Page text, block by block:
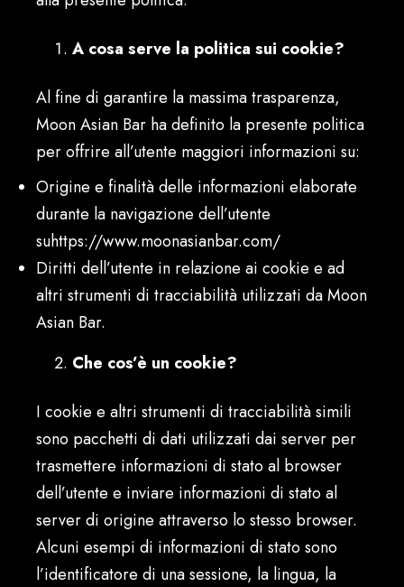
A cosa serve la politica sui cookie?
Al fine di garantire la massima trasparenza,
Moon Asian Bar ha definito la presente politica
per offrire all’utente maggiori informazioni su:
Origine e finalità delle informazioni elaborate
durante la navigazione dell’utente
suhttps://www.moonasianbar.com/
Diritti dell’utente in relazione ai cookie e ad
altri strumenti di tracciabilità utilizzati da Moon
Asian Bar.
Che cos’è un cookie?
I cookie e altri strumenti di tracciabilità simili
sono pacchetti di dati utilizzati dai server per
trasmettere informazioni di stato al browser
dell’utente e inviare informazioni di stato al
server di origine attraverso lo stesso browser.
Alcuni esempi di informazioni di stato sono
l’identificatore di una sessione, la lingua, la